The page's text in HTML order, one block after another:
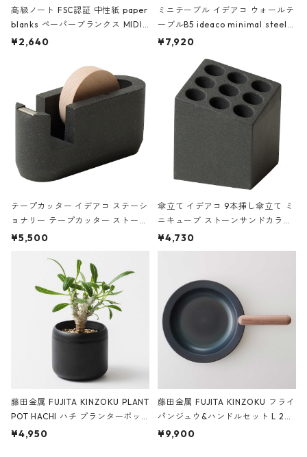
高級ノート FSC認証 中性紙 paper
blanks ペーパーブランクス MIDI
ハードカバー 罫線 ヴァン・ゴッホ
¥2,640
ミニテーブル イデアコ ウォールテ
ーブルB5 ideaco minimal steel f
urniture WALL Table B5 ネイビー
¥7,920
テープカッター イデアコ ステーシ
ョナリー テープカッター ストーン
サンドカラー 石調 ideaco Station
¥5,500
傘立て イデアコ 9本挿し傘立て ミ
ニキューブ ストーンサンドカラー
石調 ideaco Umbrella Stand CUB
E ストーンサンドブラック
¥4,730
藤田金属 FUJITA KINZOKU PLANT
POT HACHI ハチ プランターポッ
ト 3号 ブラック
¥4,950
藤田金属 FUJITA KINZOKU フライ
パンジュウ&ハンドルセット L 24c
m ガス火・IH対応 鉄フライパン
¥9,900